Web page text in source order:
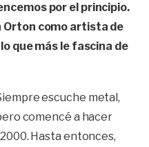
por el principio.
Orton como artista de
que más le fascina de
escuche metal,
comencé a hacer
Hasta entonces,